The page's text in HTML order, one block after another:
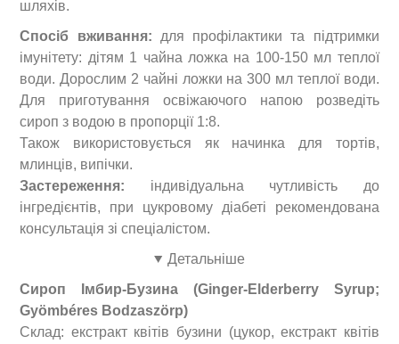
шляхів.
Спосіб вживання: для профілактики та підтримки
імунітету: дітям 1 чайна ложка на 100-150 мл теплої
води.Дорослим 2 чайні ложки на 300 мл теплої води.
Для приготування освіжаючого напою розведіть
сироп з водою в пропорції 1:8.
Також використовується як начинка для тортів,
млинців, випічки.
Застереження: індивідуальна чутливість до
інгредієнтів, при цукровому діабеті рекомендована
консультація зі спеціалістом.
Детальніше
Сироп Імбир-Бузина (Ginger-Elderberry Syrup;
Gyömbéres Bodzaszörp)
Склад: екстракт квітів бузини (цукор, екстракт квітів